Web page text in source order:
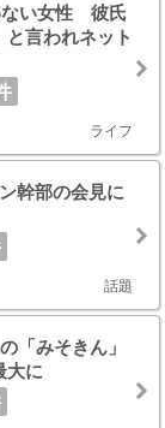
ない女性 彼氏
言われネット
ライフ
幹部の会見に
話題
「みそきん」
大に